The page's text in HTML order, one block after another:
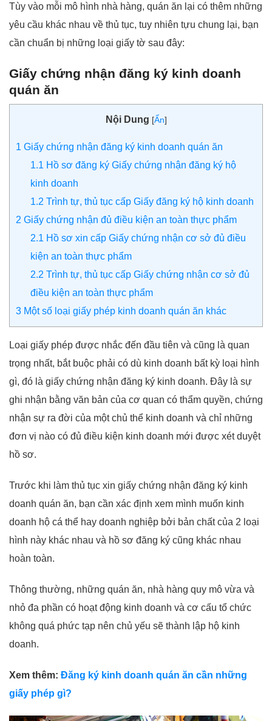
Tùy vào mỗi mô hình nhà hàng, quán ăn lại có thêm những
yêu cầu khác nhau về thủ tục, tuy nhiên tựu chung lại, bạn
cần chuẩn bị những loại giấy tờ sau đây:
Giấy chứng nhận đăng ký kinh doanh
quán ăn
Nội Dung [Ẩn]
1 Giấy chứng nhận đăng ký kinh doanh quán ăn
1.1 Hồ sơ đăng ký Giấy chứng nhận đăng ký hộ
kinh doanh
1.2 Trình tự, thủ tục cấp Giấy đăng ký hộ kinh doanh
2 Giấy chứng nhận đủ điều kiện an toàn thực phẩm
2.1 Hồ sơ xin cấp Giấy chứng nhận cơ sở đủ điều
kiện an toàn thực phẩm
2.2 Trình tự, thủ tục cấp Giấy chứng nhận cơ sở đủ
điều kiện an toàn thực phẩm
3 Một số loại giấy phép kinh doanh quán ăn khác
Loại giấy phép được nhắc đến đầu tiên và cũng là quan
trọng nhất, bắt buộc phải có dù kinh doanh bất kỳ loại hình
gì, đó là giấy chứng nhận đăng ký kinh doanh. Đây là sự
ghi nhận bằng văn bản của cơ quan có thẩm quyền, chứng
nhận sự ra đời của một chủ thể kinh doanh và chỉ những
đơn vị nào có đủ điều kiện kinh doanh mới được xét duyệt
hồ sơ.
Trước khi làm thủ tục xin giấy chứng nhận đăng ký kinh
doanh quán ăn, bạn cần xác định xem mình muốn kinh
doanh hộ cá thể hay doanh nghiệp bởi bản chất của 2 loại
hình này khác nhau và hồ sơ đăng ký cũng khác nhau
hoàn toàn.
Thông thường, những quán ăn, nhà hàng quy mô vừa và
nhỏ đa phần có hoạt động kinh doanh và cơ cấu tổ chức
không quá phức tạp nên chủ yếu sẽ thành lập hộ kinh
doanh.
Xem thêm: Đăng ký kinh doanh quán ăn cần những
giấy phép gì?